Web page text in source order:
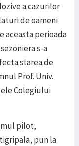
a cazurilor
de oameni
aceasta perioada
s-a
starea de
Prof. Univ.
Colegiului
pilot,
pun la